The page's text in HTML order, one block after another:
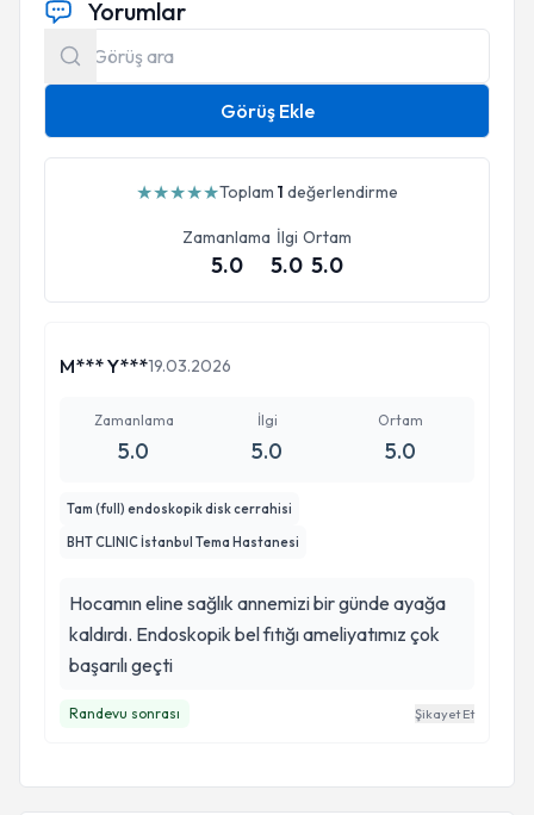
Yorumlar
Görüş Ekle
★★★★★Toplam 1 değerlendirme
Zamanlama
5.0
İlgi
5.0
Ortam
5.0
M*** Y***19.03.2026
Zamanlama
5.0
İlgi
5.0
Ortam
5.0
Tam (full) endoskopik disk cerrahisi
BHT CLINIC İstanbul Tema Hastanesi
Hocamın eline sağlık annemizi bir günde ayağa
kaldırdı. Endoskopik bel fıtığı ameliyatımız çok
başarılı geçti
Randevu sonrası Şikayet Et